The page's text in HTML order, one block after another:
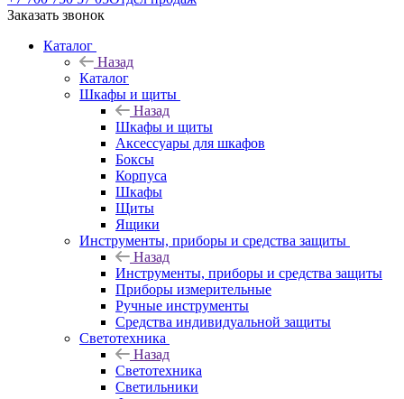
Заказать звонок
Каталог
Назад
Каталог
Шкафы и щиты
Назад
Шкафы и щиты
Аксессуары для шкафов
Боксы
Корпуса
Шкафы
Щиты
Ящики
Инструменты, приборы и средства защиты
Назад
Инструменты, приборы и средства защиты
Приборы измерительные
Ручные инструменты
Средства индивидуальной защиты
Светотехника
Назад
Светотехника
Светильники